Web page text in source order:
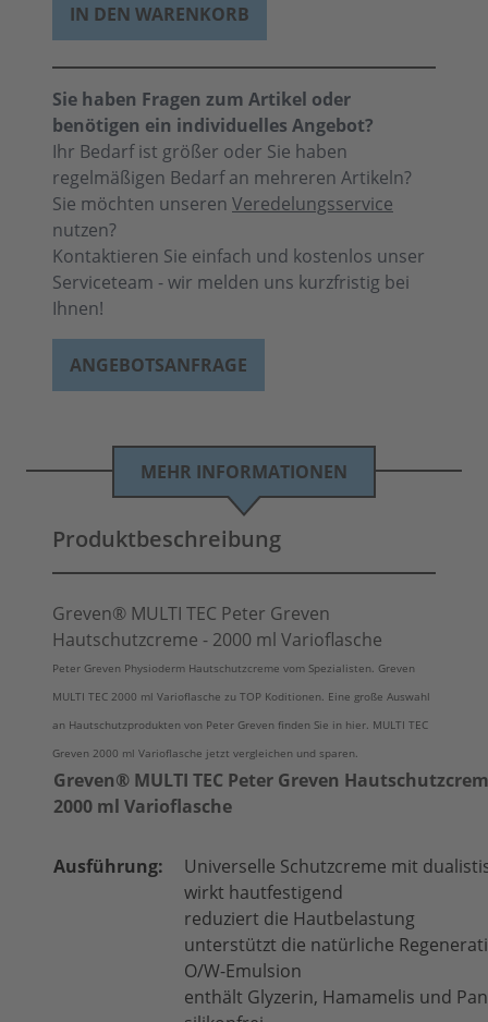
IN DEN WARENKORB
Sie haben Fragen zum Artikel oder
benötigen ein individuelles Angebot?
Ihr Bedarf ist größer oder Sie haben
regelmäßigen Bedarf an mehreren Artikeln?
Sie möchten unseren Veredelungsservice
nutzen?
Kontaktieren Sie einfach und kostenlos unser
Serviceteam - wir melden uns kurzfristig bei
Ihnen!
ANGEBOTSANFRAGE
MEHR INFORMATIONEN
Produktbeschreibung
Greven® MULTI TEC Peter Greven
Hautschutzcreme - 2000 ml Varioflasche
Peter Greven Physioderm Hautschutzcreme vom Spezialisten. Greven
MULTI TEC 2000 ml Varioflasche zu TOP Koditionen. Eine große Auswahl
an Hautschutzprodukten von Peter Greven finden Sie in hier. MULTI TEC
Greven 2000 ml Varioflasche jetzt vergleichen und sparen.
Greven® MULTI TEC Peter Greven
2000 ml Varioflasche
Ausführung:
Universelle Schutzcreme mit
wirkt hautfestigend
reduziert die Hautbelastung
unterstützt die natürliche
O/W-Emulsion
enthält Glyzerin, Hamamelis und